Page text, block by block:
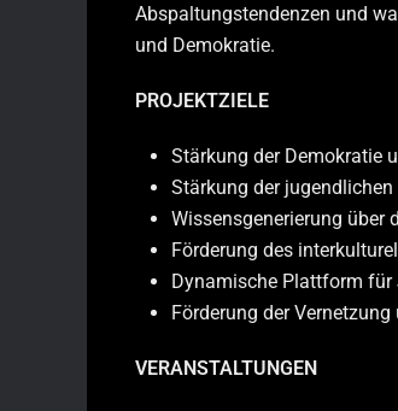
Abspaltungstendenzen und
und Demokratie.
PROJEKTZIELE
Stärkung der Demokratie
Stärkung der
Wissensgenerierung über
Förderung des
Dynamische Plattform
Förderung der
VERANSTALTUNGEN